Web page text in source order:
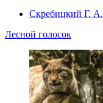
Скребицкий Г. А.
Лесной голосок